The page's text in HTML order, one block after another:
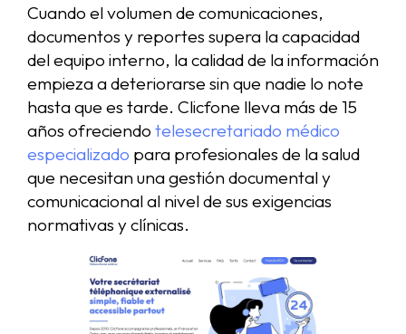
Cuando el volumen de comunicaciones,
documentos y reportes supera la capacidad
del equipo interno, la calidad de la información
empieza a deteriorarse sin que nadie lo note
hasta que es tarde. Clicfone lleva más de 15
años ofreciendo telesecretariado médico
especializado para profesionales de la salud
que necesitan una gestión documental y
comunicacional al nivel de sus exigencias
normativas y clínicas.